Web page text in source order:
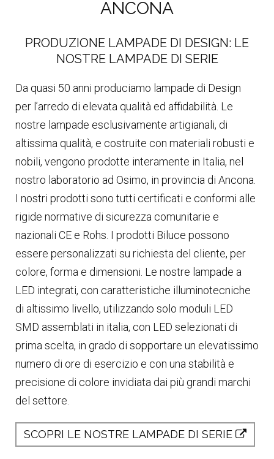
ANCONA
PRODUZIONE LAMPADE DI DESIGN: LE
NOSTRE LAMPADE DI SERIE
Da quasi 50 anni produciamo lampade di Design
per l’arredo di elevata qualità ed affidabilità. Le
nostre lampade esclusivamente artigianali, di
altissima qualità, e costruite con materiali robusti e
nobili, vengono prodotte interamente in Italia, nel
nostro laboratorio ad Osimo, in provincia di Ancona.
I nostri prodotti sono tutti certificati e conformi alle
rigide normative di sicurezza comunitarie e
nazionali CE e Rohs. I prodotti Biluce possono
essere personalizzati su richiesta del cliente, per
colore, forma e dimensioni. Le nostre lampade a
LED integrati, con caratteristiche illuminotecniche
di altissimo livello, utilizzando solo moduli LED
SMD assemblati in italia, con LED selezionati di
prima scelta, in grado di sopportare un elevatissimo
numero di ore di esercizio e con una stabilità e
precisione di colore invidiata dai più grandi marchi
del settore.
SCOPRI LE NOSTRE LAMPADE DI SERIE